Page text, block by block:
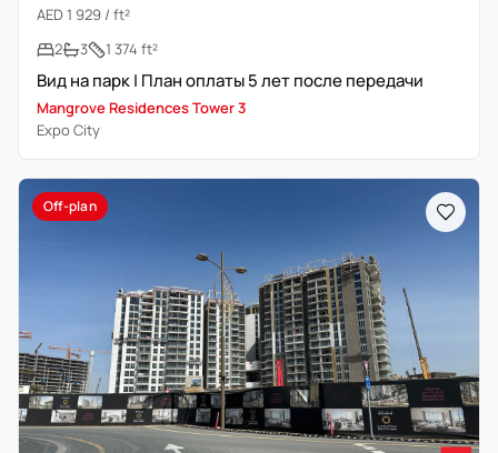
AED 1 929 / ft²
2
3 1 374 ft²
Вид на парк | План оплаты 5 лет после передачи
Mangrove Residences Tower 3
Expo City
Off-plan